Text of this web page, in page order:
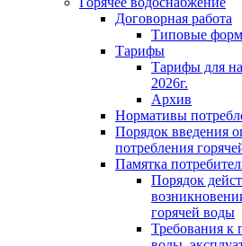
Договорная работа
Типовые
Тарифы
Тарифы для
2026г.
Архив
Нормативы
Порядок введения
потребления
Памятка
Порядок
горячей воды
Требования к